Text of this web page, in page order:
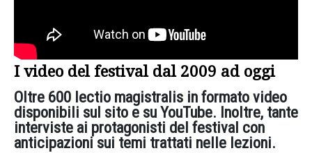
I video del festival dal 2009 ad oggi
Oltre 600 lectio magistralis in formato video
disponibili sul sito e su YouTube. Inoltre, tante
interviste ai protagonisti del festival con
anticipazioni sui temi trattati nelle lezioni.